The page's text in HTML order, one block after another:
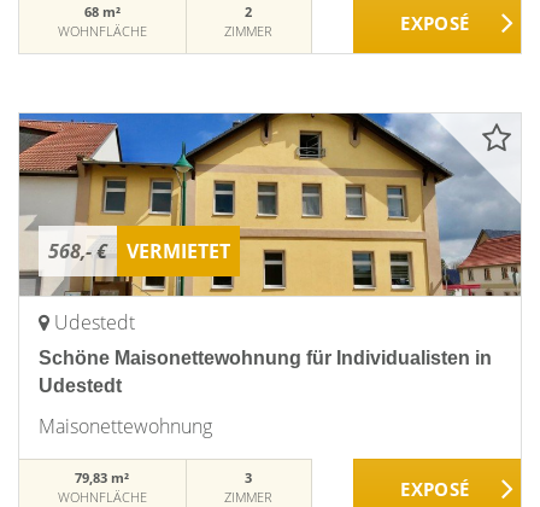
68 m²
WOHNFLÄCHE
2
ZIMMER
568,- € VERMIETET
Udestedt
Schöne Maisonettewohnung für Individualisten in
Udestedt
Maisonettewohnung
79,83 m²
WOHNFLÄCHE
3
ZIMMER